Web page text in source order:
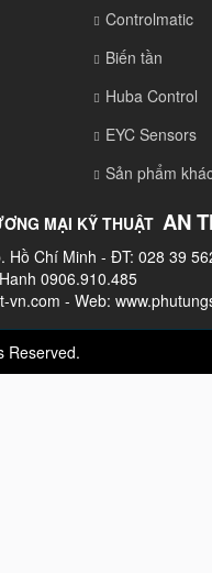
Controlmatic
Biến tần
Huba Control
EYC Sensors
Sản phẩm
MẠI KỸ THUẬT AN
Hồ Chí Minh - ĐT: 028 39
0906.910.485
vn.com - Web:
Reserved.